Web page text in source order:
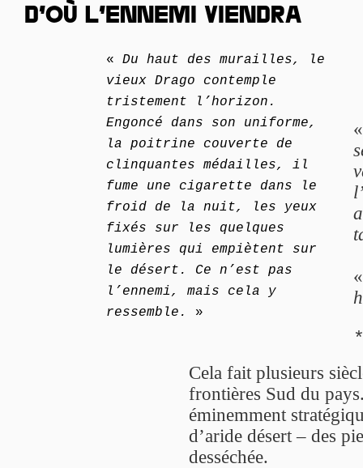
D’OÙ L’ENNEMI VIENDRA
« Du haut des murailles, le
vieux Drago contemple
tristement l’horizon.
Engoncé dans son uniforme,
la poitrine couverte de
clinquantes médailles, il
fume une cigarette dans le
froid de la nuit, les yeux
fixés sur les quelques
lumières qui empiètent sur
le désert. Ce n’est pas
l’ennemi, mais cela y
ressemble.
»
Cela fait plusieurs
frontières Sud du
éminemment
d’aride désert – des
desséchée.